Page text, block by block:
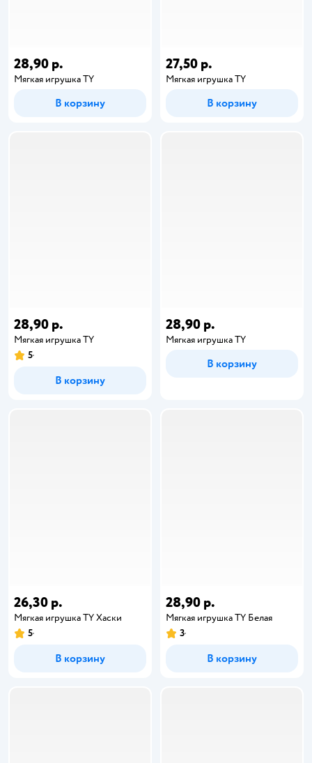
28,90 р.
Мягкая игрушка TY
В корзину
27,50 р.
Мягкая игрушка TY
В корзину
28,90 р.
Мягкая игрушка TY
5
В корзину
28,90 р.
Мягкая игрушка TY
В корзину
26,30 р.
Мягкая игрушка TY Хаски
5
В корзину
28,90 р.
Мягкая игрушка TY Белая
3
В корзину